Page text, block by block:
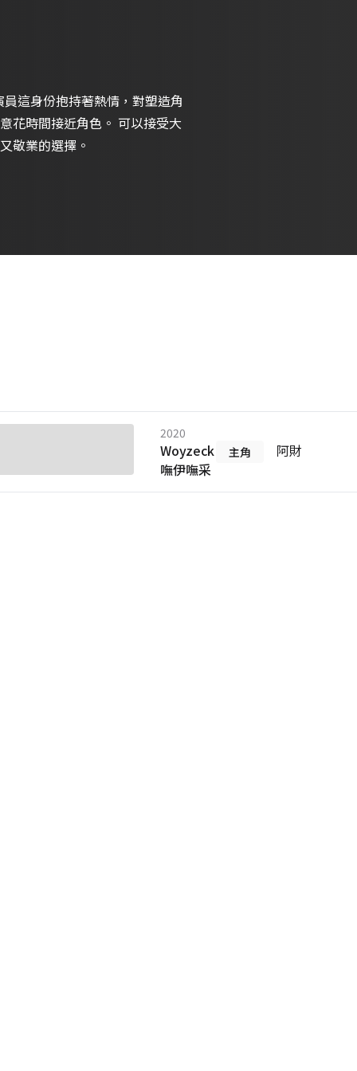
這身份抱持著熱情，對塑造角
近角色。 可以接受大
敬業的選擇。
2020
Woyzeck
嘸伊嘸采
主角 阿財